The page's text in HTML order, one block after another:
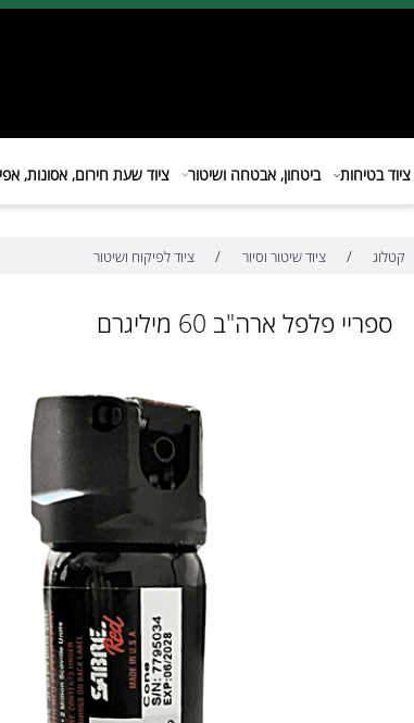
ביטחון, אבטחה ושיטור ציוד שעת חירום, אסונות, אפידמיה
ציוד שיטור וסיור ציוד לפיקוח ושיטור
ארה"ב 60 מיליגרם